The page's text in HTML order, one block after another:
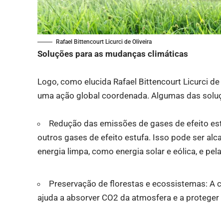
Rafael Bittencourt Licurci de Oliveira
Soluções para as mudanças climáticas
Logo, como elucida Rafael Bittencourt Licurci
uma ação global coordenada. Algumas das
Redução das emissões de gases de efeito
outros gases de efeito estufa. Isso pode ser
energia limpa, como energia solar e eólica, e
Preservação de florestas e ecossistemas:
ajuda a absorver CO2 da atmosfera e a